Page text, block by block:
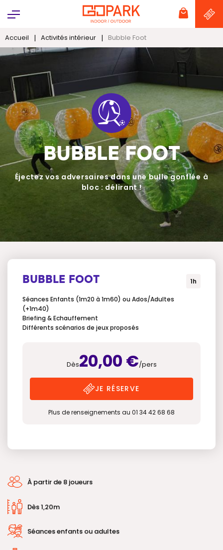
Panneau de gestion des cookies
Accueil | Activités intérieur | Bubble Foot
BUBBLE FOOT
Éjectez vos adversaires dans une bulle gonflée à
bloc : délirant !
À partir de 8 joueurs
Dès 1,20m
Séances enfants ou adultes
BUBBLE FOOT 1h
Séances Enfants (1m20 à 1m60) ou Ados/Adultes
(+1m40)
Briefing & Echauffement
Différents scénarios de jeux proposés
Dès20,00 €/pers
JE RÉSERVE
Plus de renseignements au 01 34 42 68 68